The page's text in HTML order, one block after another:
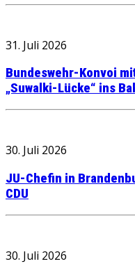
31. Juli 2026
Bundeswehr-Konvoi
„Suwalki-Lücke“ ins
30. Juli 2026
JU-Chefin in
CDU
30. Juli 2026